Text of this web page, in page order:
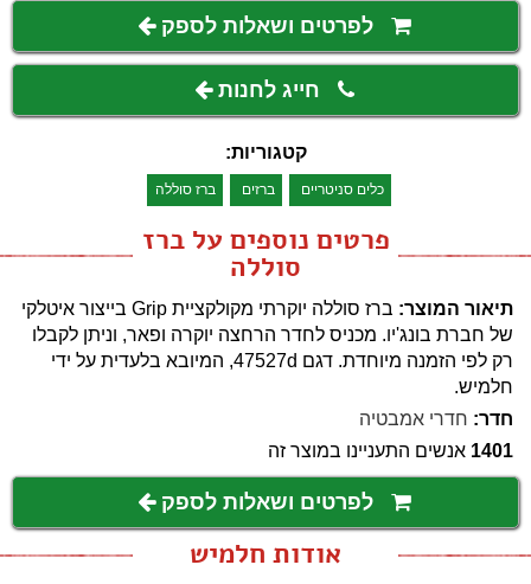
לפרטים ושאלות לספק
חייג לחנות
קטגוריות:
כלים סניטריים ברזים ברז סוללה
פרטים נוספים על ברז
סוללה
תיאור המוצר:
ברז סוללה יוקרתי מקולקציית Grip בייצור איטלקי
של חברת בונג'יו. מכניס לחדר הרחצה יוקרה ופאר, וניתן לקבלו
רק לפי הזמנה מיוחדת. דגם 47527d, המיובא בלעדית על ידי
חלמיש.
חדר: חדרי אמבטיה
1401 אנשים התעניינו במוצר זה
לפרטים ושאלות לספק
אודות חלמיש